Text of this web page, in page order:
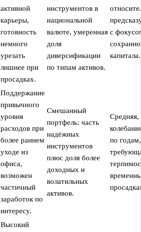
активной
карьеры,
готовность
немного
урезать
лишнее при
просадках.
инструментов в
национальной
валюте, умеренная
доля
диверсификации
по типам активов.
с
капитала.
Поддержание
привычного
уровня
расходов при
более раннем
уходе из
офиса,
возможен
частичный
заработок по
интересу.
Смешанный
портфель: часть
надёжных
инструментов
плюс доля более
доходных и
волатильных
активов.
Средняя,
по годам,
Высокий